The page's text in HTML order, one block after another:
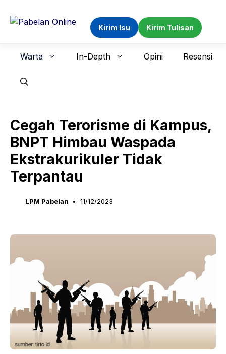
Kirim Isu Kirim Tulisan
Warta In-Depth Opini Resensi
Cegah Terorisme di Kampus,
BNPT Himbau Waspada
Ekstrakurikuler Tidak
Terpantau
LPM Pabelan 11/12/2023